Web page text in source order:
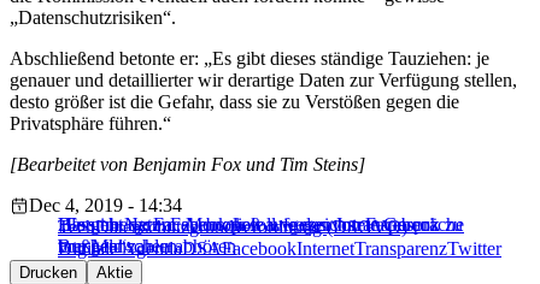
„Datenschutzrisiken“.
Abschließend betonte er: „Es gibt dieses ständige Tauziehen: je
genauer und detaillierter wir derartige Daten zur Verfügung stellen,
desto größer ist die Gefahr, dass sie zu Verstößen gegen die
Privatsphäre führen.“
[Bearbeitet von Benjamin Fox und Tim Steins]
„Es geht darum, Monopole wie das von Facebook zu
brechen“
Bloomberg: Facebook ließ aufgezeichnete Gespräche
von Menschen abhören
Hass im Netz: Facebook soll wegen Intransparenz
Bußgeld zahlen
Dec 4, 2019 - 14:34
TechDatenschutzgrundverordnung (DSGVO)
Digitale AgendaDSAFacebookInternetTransparenzTwitter
Drucken Aktie